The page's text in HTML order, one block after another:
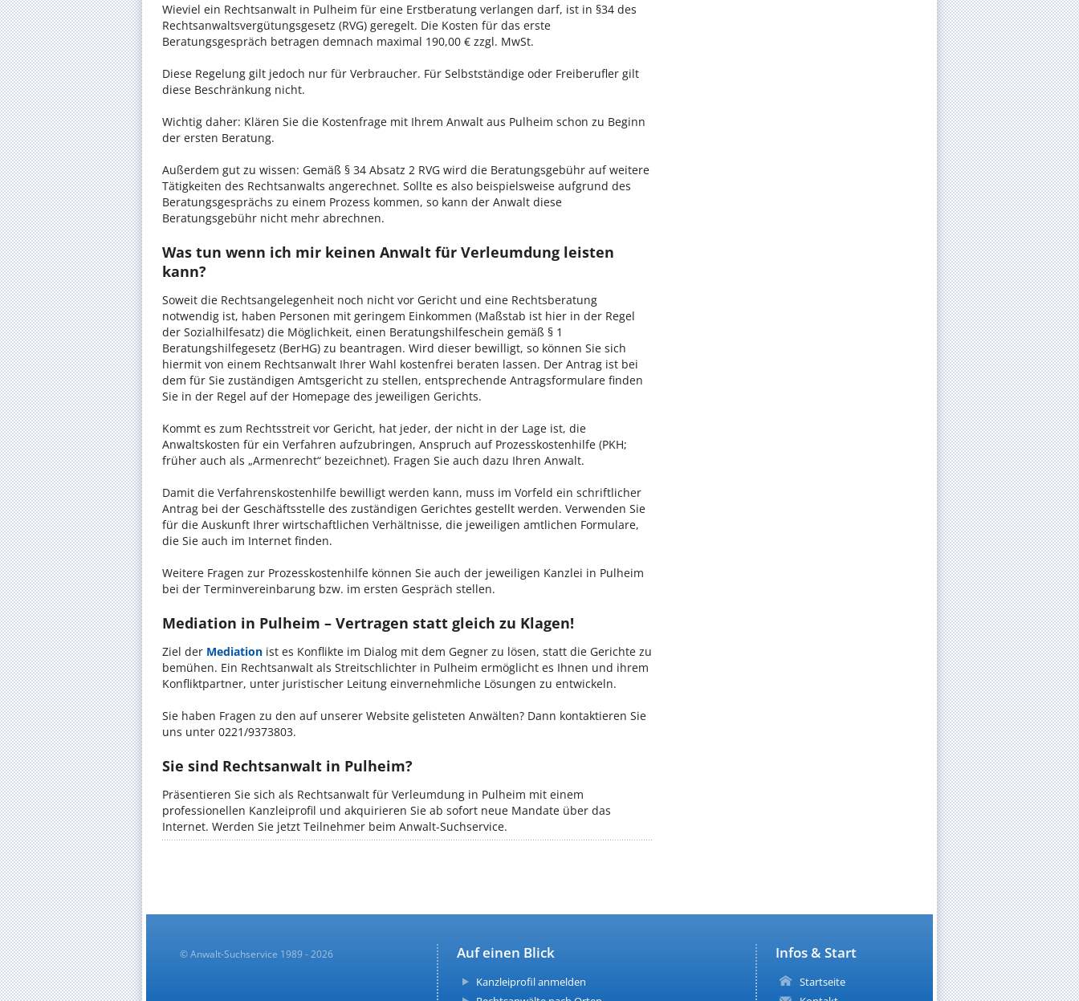
Wieviel ein Rechtsanwalt in Pulheim für eine Erstberatung verlangen darf, ist in §34 des
Rechtsanwaltsvergütungsgesetz (RVG) geregelt. Die Kosten für das erste
Beratungsgespräch betragen demnach maximal 190,00 € zzgl. MwSt.
Diese Regelung gilt jedoch nur für Verbraucher. Für Selbstständige oder Freiberufler gilt
diese Beschränkung nicht.
Wichtig daher: Klären Sie die Kostenfrage mit Ihrem Anwalt aus Pulheim schon zu Beginn
der ersten Beratung.
Außerdem gut zu wissen: Gemäß § 34 Absatz 2 RVG wird die Beratungsgebühr auf weitere
Tätigkeiten des Rechtsanwalts angerechnet. Sollte es also beispielsweise aufgrund des
Beratungsgesprächs zu einem Prozess kommen, so kann der Anwalt diese
Beratungsgebühr nicht mehr abrechnen.
Was tun wenn ich mir keinen Anwalt für Verleumdung leisten
kann?
Soweit die Rechtsangelegenheit noch nicht vor Gericht und eine Rechtsberatung
notwendig ist, haben Personen mit geringem Einkommen (Maßstab ist hier in der Regel
der Sozialhilfesatz) die Möglichkeit, einen Beratungshilfeschein gemäß § 1
Beratungshilfegesetz (BerHG) zu beantragen. Wird dieser bewilligt, so können Sie sich
hiermit von einem Rechtsanwalt Ihrer Wahl kostenfrei beraten lassen. Der Antrag ist bei
dem für Sie zuständigen Amtsgericht zu stellen, entsprechende Antragsformulare finden
Sie in der Regel auf der Homepage des jeweiligen Gerichts.
Kommt es zum Rechtsstreit vor Gericht, hat jeder, der nicht in der Lage ist, die
Anwaltskosten für ein Verfahren aufzubringen, Anspruch auf Prozesskostenhilfe (PKH;
früher auch als „Armenrecht“ bezeichnet). Fragen Sie auch dazu Ihren Anwalt.
Damit die Verfahrenskostenhilfe bewilligt werden kann, muss im Vorfeld ein schriftlicher
Antrag bei der Geschäftsstelle des zuständigen Gerichtes gestellt werden. Verwenden Sie
für die Auskunft Ihrer wirtschaftlichen Verhältnisse, die jeweiligen amtlichen Formulare,
die Sie auch im Internet finden.
Weitere Fragen zur Prozesskostenhilfe können Sie auch der jeweiligen Kanzlei in Pulheim
bei der Terminvereinbarung bzw. im ersten Gespräch stellen.
Mediation in Pulheim – Vertragen statt gleich zu Klagen!
Ziel der Mediation ist es Konflikte im Dialog mit dem Gegner zu lösen, statt die Gerichte zu
bemühen. Ein Rechtsanwalt als Streitschlichter in Pulheim ermöglicht es Ihnen und ihrem
Konfliktpartner, unter juristischer Leitung einvernehmliche Lösungen zu entwickeln.
Sie haben Fragen zu den auf unserer Website gelisteten Anwälten? Dann kontaktieren Sie
uns unter 0221/9373803.
Sie sind Rechtsanwalt in Pulheim?
Präsentieren Sie sich als Rechtsanwalt für Verleumdung in Pulheim mit einem
professionellen Kanzleiprofil und akquirieren Sie ab sofort neue Mandate über das
Internet. Werden Sie jetzt Teilnehmer beim Anwalt-Suchservice.
Infos & Start
Startseite
Auf einen Blick
Kanzleiprofil anmelden
© Anwalt-Suchservice 1989 - 2026